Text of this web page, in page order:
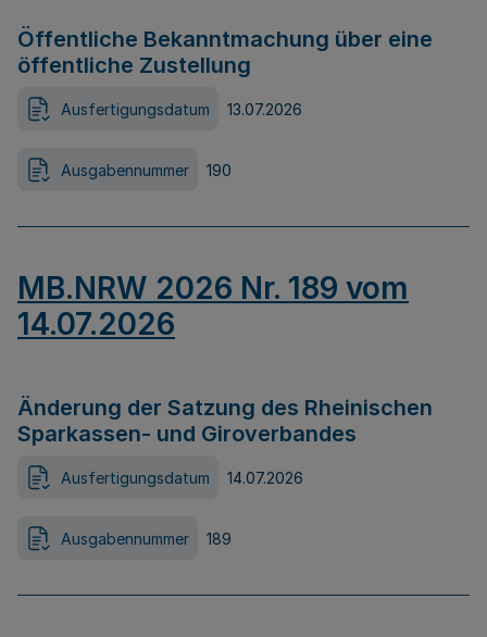
Öffentliche Bekanntmachung über eine
öffentliche Zustellung
Ausfertigungsdatum 13.07.2026
Ausgabennummer 190
MB.NRW 2026 Nr. 189 vom
14.07.2026
Änderung der Satzung des Rheinischen
Sparkassen- und Giroverbandes
Ausfertigungsdatum 14.07.2026
Ausgabennummer 189